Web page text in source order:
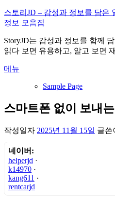
내
용
로
바
가
스토리JD – 감성과 정보를 담은
정보 모음집
StoryJD는 감성과 정보를 함께
읽다 보면 유용하고, 알고 보면
메뉴
Sample Page
스마트폰 없이 보내
작성일자 2025년 11월 15일 글쓴
네이버:
helperjd ·
k14970 ·
kang611 ·
rentcarjd